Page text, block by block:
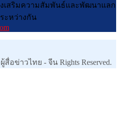
เสริมความสัมพันธ์และพัฒนาแลก
ะหว่างกัน
อข่าวไทย - จีน Rights Reserved.